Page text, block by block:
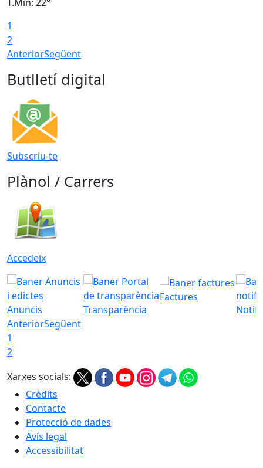
1
2
AnteriorSegüent
Butlletí digital
Subscriu-te
Plànol / Carrers
Accedeix
Anuncis Transparència
Factures
AnteriorSegüent
1
2
Xarxes socials:
Crèdits
Contacte
Protecció de dades
Avís legal
Accessibilitat